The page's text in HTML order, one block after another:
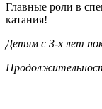
Главные роли в
катания!
Детям с 3-х лет